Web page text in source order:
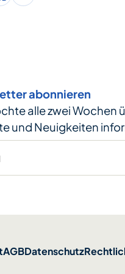
abonnieren
alle zwei Wochen
und Neuigkeiten
AGBDatenschutz